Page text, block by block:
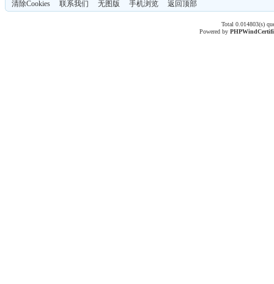
清除Cookies 联系我们 无图版 手机浏览 返回顶部
Total 0.014803(s)
Powered byPHPWind